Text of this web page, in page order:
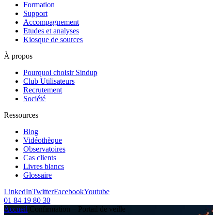
Formation
Support
Accompagnement
Etudes et analyses
Kiosque de sources
À propos
Pourquoi choisir Sindup
Club Utilisateurs
Recrutement
Société
Ressources
Blog
Vidéothèque
Observatoires
Cas clients
Livres blancs
Glossaire
LinkedInTwitterFacebookYoutube
01 84 19 80 30
Accueil Confirmation – Portail de veille